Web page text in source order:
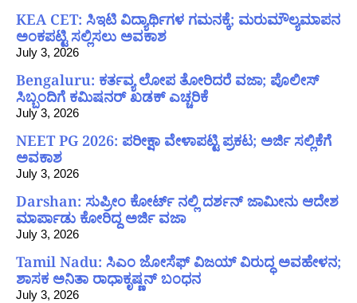
KEA CET: ಸಿಇಟಿ ವಿದ್ಯಾರ್ಥಿಗಳ ಗಮನಕ್ಕೆ; ಮರುಮೌಲ್ಯಮಾಪನ
ಅಂಕಪಟ್ಟಿ ಸಲ್ಲಿಸಲು ಅವಕಾಶ
July 3, 2026
Bengaluru: ಕರ್ತವ್ಯ ಲೋಪ ತೋರಿದರೆ ವಜಾ; ಪೊಲೀಸ್
ಸಿಬ್ಬಂದಿಗೆ ಕಮಿಷನರ್ ಖಡಕ್ ಎಚ್ಚರಿಕೆ
July 3, 2026
NEET PG 2026: ಪರೀಕ್ಷಾ ವೇಳಾಪಟ್ಟಿ ಪ್ರಕಟ; ಅರ್ಜಿ ಸಲ್ಲಿಕೆಗೆ
ಅವಕಾಶ
July 3, 2026
Darshan: ಸುಪ್ರೀಂ ಕೋರ್ಟ್ ನಲ್ಲಿ ದರ್ಶನ್ ಜಾಮೀನು ಆದೇಶ
ಮಾರ್ಪಾಡು ಕೋರಿದ್ದ ಅರ್ಜಿ ವಜಾ
July 3, 2026
Tamil Nadu: ಸಿಎಂ ಜೋಸೆಫ್ ವಿಜಯ್ ವಿರುದ್ಧ ಅವಹೇಳನ;
ಶಾಸಕ ಅನಿತಾ ರಾಧಾಕೃಷ್ಣನ್ ಬಂಧನ
July 3, 2026